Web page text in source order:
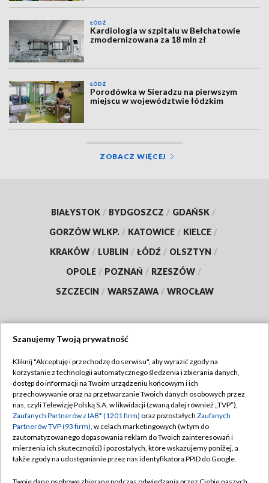
ŁÓDŹ
Kardiologia w szpitalu w Bełchatowie
zmodernizowana za 18 mln zł
ŁÓDŹ
Porodówka w Sieradzu na pierwszym
miejscu w województwie łódzkim
ZOBACZ WIĘCEJ
BIAŁYSTOK / BYDGOSZCZ / GDAŃSK /
GORZÓW WLKP. / KATOWICE / KIELCE /
KRAKÓW / LUBLIN / ŁÓDŹ / OLSZTYN /
OPOLE / POZNAŃ / RZESZÓW /
SZCZECIN / WARSZAWA / WROCŁAW
TVP
Abonament TVP
Emisja w TVP
Centrum informacji TVP
Naziemna Telewizja Cyfrowa
Regulamin TVP
Polityka prywatności
Moje zgody
Pomoc
Szanujemy Twoją prywatność
Kliknij "Akceptuję i przechodzę do serwisu", aby wyrazić zgody na
korzystanie z technologii automatycznego śledzenia i zbierania danych,
dostęp do informacji na Twoim urządzeniu końcowym i ich
przechowywanie oraz na przetwarzanie Twoich danych osobowych przez
nas, czyli Telewizję Polską S.A. w likwidacji (zwaną dalej również „TVP”),
Zaufanych Partnerów z IAB* (1201 firm) oraz pozostałych Zaufanych
Partnerów TVP (93 firm), w celach marketingowych (w tym do
zautomatyzowanego dopasowania reklam do Twoich zainteresowań i
mierzenia ich skuteczności) i pozostałych, które wskazujemy poniżej, a
także zgody na udostępnianie przez nas identyfikatora PPID do Google.